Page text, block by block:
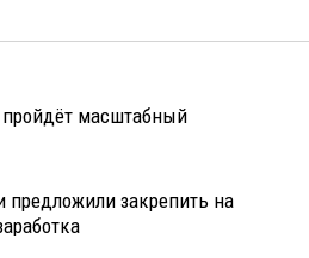
масштабный
предложили закрепить на